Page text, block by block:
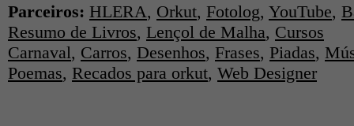
Parceiros: HLERA, Orkut, Fotolog, YouTube,
Resumo de Livros, Lençol de Malha, Cursos
Carnaval, Carros, Desenhos, Frases, Piadas,
Poemas, Recados para orkut, Web Designer